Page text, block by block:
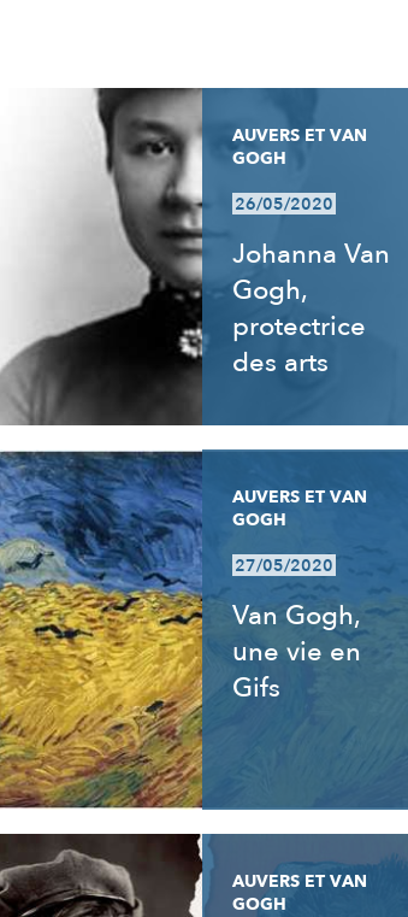
AUVERS ET VAN
GOGH
26/05/2020
Johanna Van
Gogh,
protectrice
des arts
AUVERS ET VAN
GOGH
27/05/2020
Van Gogh,
une vie en
Gifs
AUVERS ET VAN
GOGH